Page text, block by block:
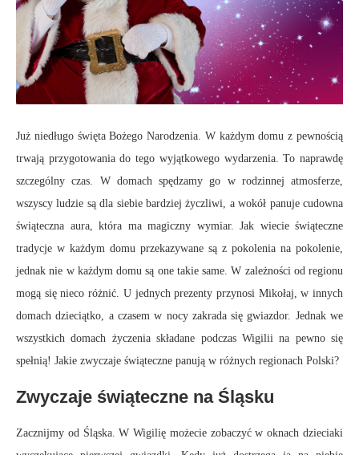
Już niedługo święta Bożego Narodzenia. W każdym domu z pewnością
trwają przygotowania do tego wyjątkowego wydarzenia. To naprawdę
szczególny czas. W domach spędzamy go w rodzinnej atmosferze,
wszyscy ludzie są dla siebie bardziej życzliwi, a wokół panuje cudowna
świąteczna aura, która ma magiczny wymiar. Jak wiecie świąteczne
tradycje w każdym domu przekazywane są z pokolenia na pokolenie,
jednak nie w każdym domu są one takie same. W zależności od regionu
mogą się nieco różnić. U jednych prezenty przynosi Mikołaj, w innych
domach dzieciątko, a czasem w nocy zakrada się gwiazdor. Jednak we
wszystkich domach życzenia składane podczas Wigilii na pewno się
spełnią! Jakie zwyczaje świąteczne panują w różnych regionach Polski?
Zwyczaje świąteczne na Śląsku
Zacznijmy od Śląska. W Wigilię możecie zobaczyć w oknach dzieciaki